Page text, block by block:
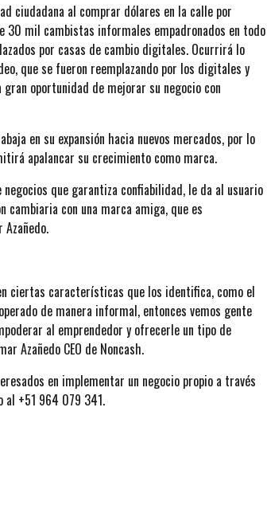
ciudadana al comprar dólares en la calle por
30 mil cambistas informales empadronados en todo
por casas de cambio digitales. Ocurrirá lo
que se fueron reemplazando por los digitales y
oportunidad de mejorar su negocio con
en su expansión hacia nuevos mercados, por lo
apalancar su crecimiento como marca.
que garantiza confiabilidad, le da al usuario
cambiaria con una marca amiga, que es
ciertas características que los identifica, como el
de manera informal, entonces vemos gente
al emprendedor y ofrecerle un tipo de
Azañedo CEO de Noncash.
en implementar un negocio propio a través
al +51 964 079 341.